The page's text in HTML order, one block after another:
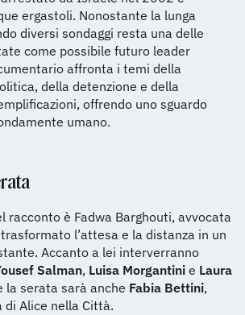
ergastoli. Nonostante la lunga
diversi sondaggi resta una delle
come possibile futuro leader
affronta i temi della
della detenzione e della
offrendo uno sguardo
umano.
racconto è Fadwa Barghouti, avvocata
l’attesa e la distanza in un
Accanto a lei interverranno
Salman, Luisa Morgantini e Laura
la serata sarà anche Fabia Bettini,
Alice nella Città.